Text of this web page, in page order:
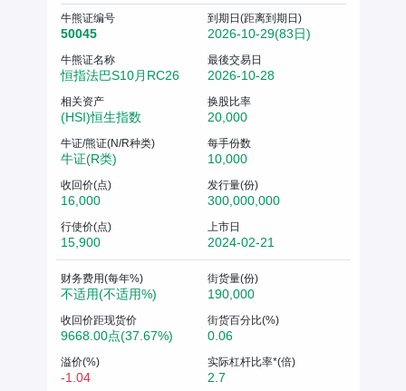
牛熊证编号
50045
到期日(距离到期日)
2026-10-29(83日)
牛熊证名称
恒指法巴S10月RC26
最後交易日
2026-10-28
相关资产
(HSI)恒生指数
换股比率
20,000
牛证/熊证(N/R种类)
牛证(R类)
每手份数
10,000
收回价(点)
16,000
发行量(份)
300,000,000
行使价(点)
15,900
上市日
2024-02-21
财务费用(每年%)
不适用(不适用%)
街货量(份)
190,000
收回价距现货价
9668.00点(37.67%)
街货百分比(%)
0.06
溢价(%)
-1.04
实际杠杆比率*(倍)
2.7